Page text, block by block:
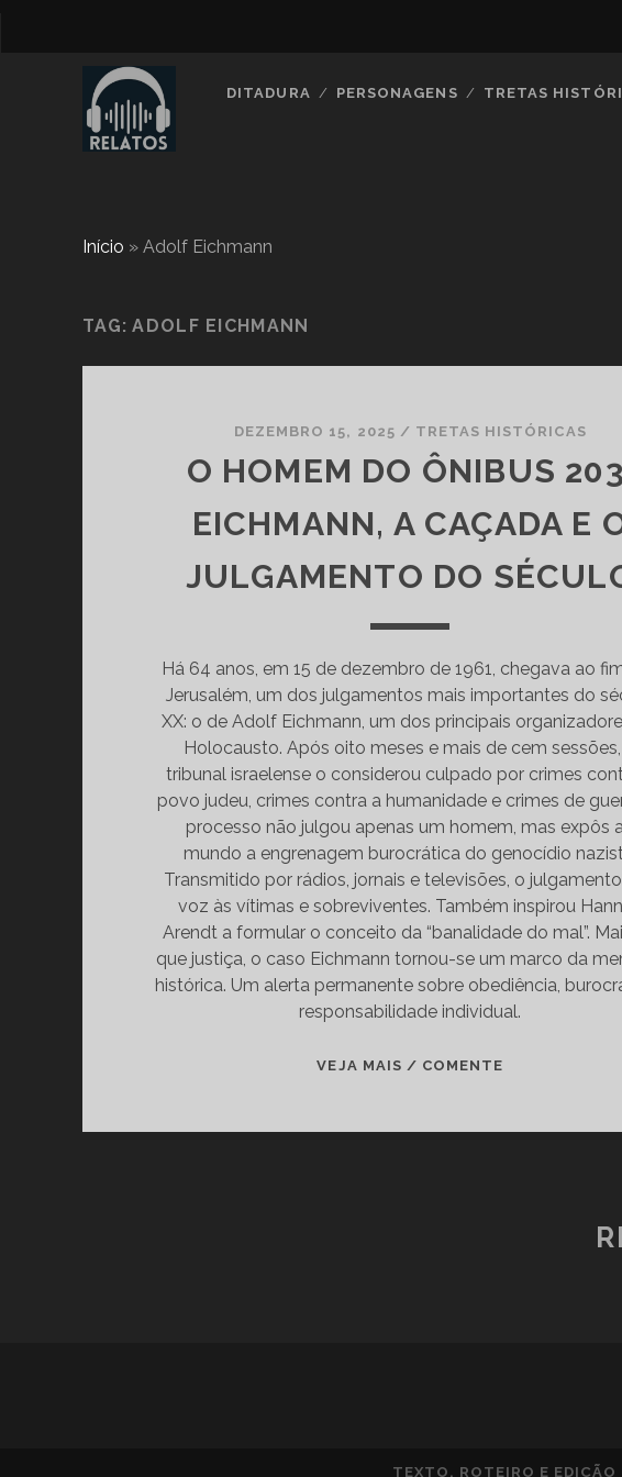
DITADURA PERSONAGENS TRETAS
Início » Adolf Eichmann
TAG:ADOLF EICHMANN
DEZEMBRO 15, 2025 / TRETAS HISTÓRICAS
O HOMEM DO ÔNIBUS
EICHMANN, A CAÇADA E
JULGAMENTO DO
Há 64 anos, em 15 de dezembro de 1961, chegava ao
Jerusalém, um dos julgamentos mais importantes do
XX: o de Adolf Eichmann, um dos principais
Holocausto. Após oito meses e mais de cem
tribunal israelense o considerou culpado por crimes
povo judeu, crimes contra a humanidade e crimes de
processo não julgou apenas um homem, mas expôs
mundo a engrenagem burocrática do genocídio
Transmitido por rádios, jornais e televisões, o
voz às vítimas e sobreviventes. Também inspirou
Arendt a formular o conceito da “banalidade do mal”.
que justiça, o caso Eichmann tornou-se um marco da
histórica. Um alerta permanente sobre obediência,
responsabilidade individual.
VEJA MAIS / COMENTE
TEXTO, ROTEIRO E